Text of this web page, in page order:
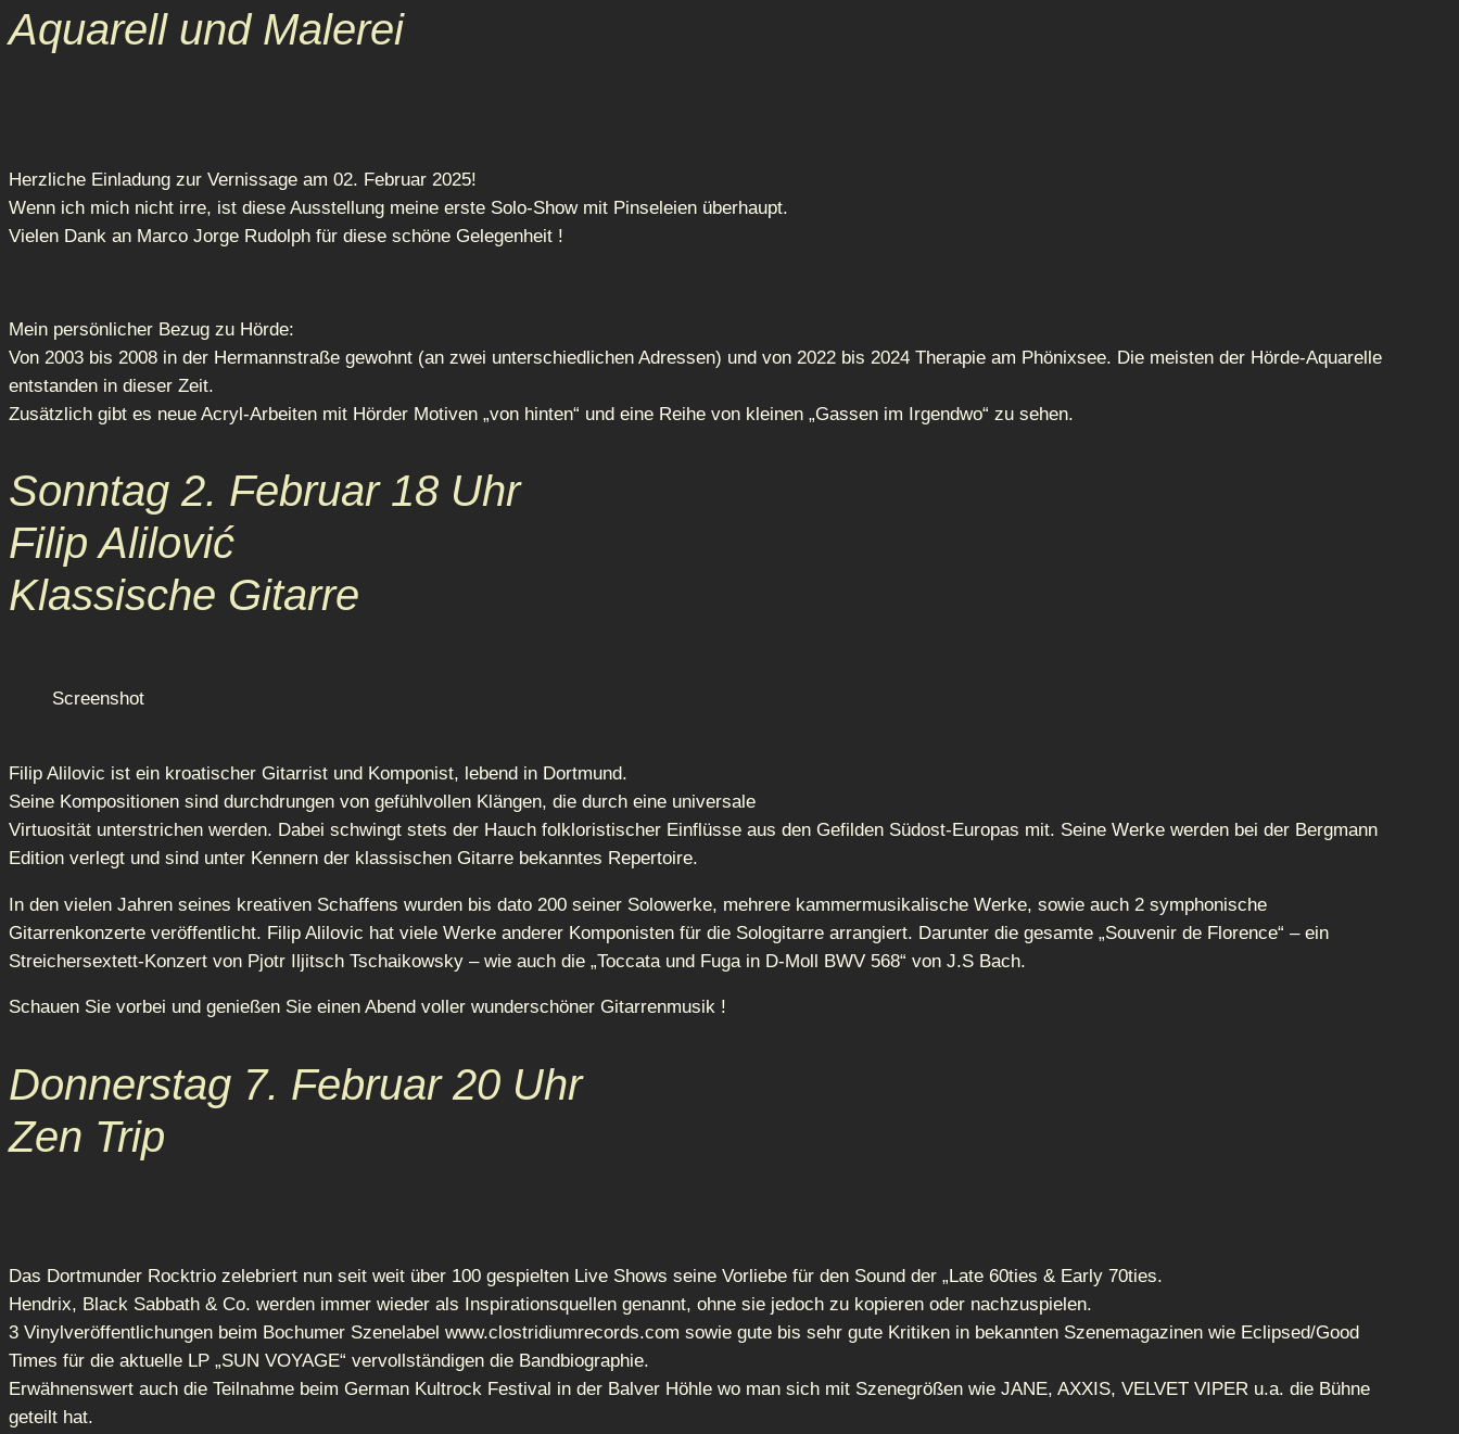
Aquarell und Malerei
Herzliche Einladung zur Vernissage am 02. Februar 2025!
Wenn ich mich nicht irre, ist diese Ausstellung meine erste Solo-Show mit Pinseleien überhaupt.
Vielen Dank an Marco Jorge Rudolph für diese schöne Gelegenheit !
Mein persönlicher Bezug zu Hörde:
Von 2003 bis 2008 in der Hermannstraße gewohnt (an zwei unterschiedlichen Adressen) und von 2022 bis 2024 Therapie am Phönixsee. Die meisten der Hörde-Aquarelle
entstanden in dieser Zeit.
Zusätzlich gibt es neue Acryl-Arbeiten mit Hörder Motiven „von hinten“ und eine Reihe von kleinen „Gassen im Irgendwo“ zu sehen.
Sonntag 2. Februar 18 Uhr
Filip Alilović
Klassische Gitarre
Screenshot
Filip Alilovic ist ein kroatischer Gitarrist und Komponist, lebend in Dortmund.
Seine Kompositionen sind durchdrungen von gefühlvollen Klängen, die durch eine universale
Virtuosität unterstrichen werden. Dabei schwingt stets der Hauch folkloristischer Einflüsse aus den Gefilden Südost-Europas mit. Seine Werke werden bei der Bergmann
Edition verlegt und sind unter Kennern der klassischen Gitarre bekanntes Repertoire.
In den vielen Jahren seines kreativen Schaffens wurden bis dato 200 seiner Solowerke, mehrere kammermusikalische Werke, sowie auch 2 symphonische
Gitarrenkonzerte veröffentlicht. Filip Alilovic hat viele Werke anderer Komponisten für die Sologitarre arrangiert. Darunter die gesamte „Souvenir de Florence“ – ein
Streichersextett-Konzert von Pjotr Iljitsch Tschaikowsky – wie auch die „Toccata und Fuga in D-Moll BWV 568“ von J.S Bach.
Schauen Sie vorbei und genießen Sie einen Abend voller wunderschöner Gitarrenmusik !
Donnerstag 7. Februar 20 Uhr
Zen Trip
Das Dortmunder Rocktrio zelebriert nun seit weit über 100 gespielten Live Shows seine Vorliebe für den Sound der „Late 60ties & Early 70ties.
Hendrix, Black Sabbath & Co. werden immer wieder als Inspirationsquellen genannt, ohne sie jedoch zu kopieren oder nachzuspielen.
3 Vinylveröffentlichungen beim Bochumer Szenelabel www.clostridiumrecords.com sowie gute bis sehr gute Kritiken in bekannten Szenemagazinen wie Eclipsed/Good
Times für die aktuelle LP „SUN VOYAGE“ vervollständigen die Bandbiographie.
Erwähnenswert auch die Teilnahme beim German Kultrock Festival in der Balver Höhle wo man sich mit Szenegrößen wie JANE, AXXIS, VELVET VIPER u.a. die Bühne
geteilt hat.